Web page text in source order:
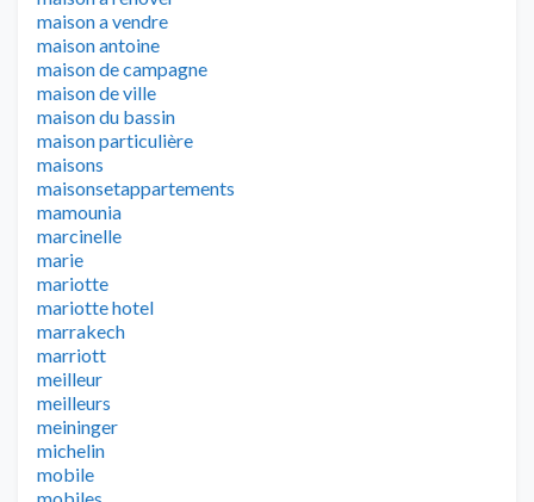
maison a vendre
maison antoine
maison de campagne
maison de ville
maison du bassin
maison particulière
maisons
maisonsetappartements
mamounia
marcinelle
marie
mariotte
mariotte hotel
marrakech
marriott
meilleur
meilleurs
meininger
michelin
mobile